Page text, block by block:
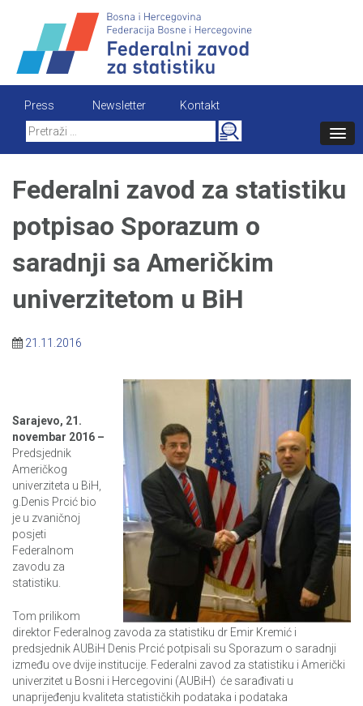
content
Press Newsletter
Kontakt
Search
for:
Federalni zavod za statistiku
potpisao Sporazum o
saradnji sa Američkim
univerzitetom u BiH
21.11.2016
Sarajevo, 21.
novembar 2016 –
Predsjednik
Američkog
univerziteta u BiH,
g.Denis Prcić bio
je u zvaničnoj
posjeti
Federalnom
zavodu za
statistiku.
Tom prilikom
direktor Federalnog zavoda za statistiku dr Emir Kremić i
predsjednik AUBiH Denis Prcić potpisali su Sporazum o saradnji
između ove dvije institucije. Federalni zavod za statistiku i Američki
univerzitet u Bosni i Hercegovini (AUBiH) će sarađivati u
unaprijeđenju kvaliteta statističkih podataka i podataka